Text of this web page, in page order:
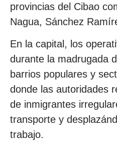
provincias del Cibao
Nagua, Sánchez
En la capital, los
durante la madrugada
barrios populares y
donde las autoridades
de inmigrantes
transporte y
trabajo.